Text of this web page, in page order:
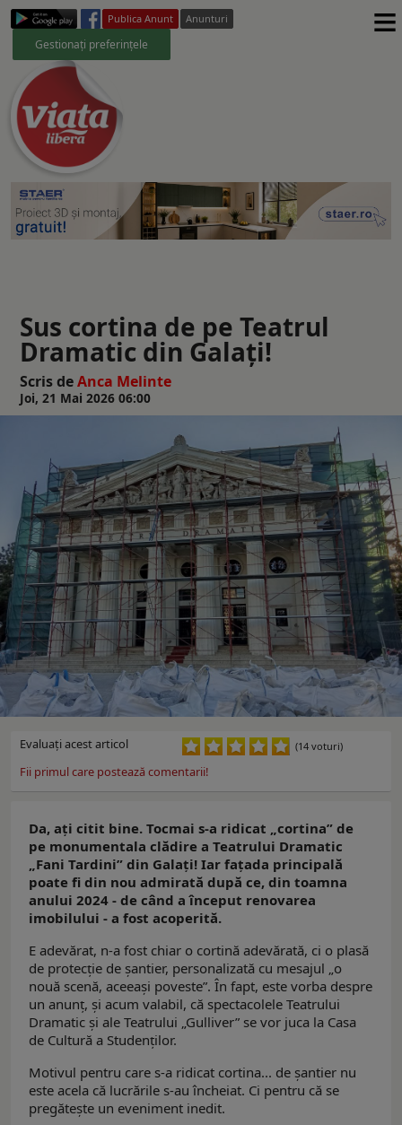
Publica Anunt Anunturi
Gestionați preferințele ≡
Sus cortina de pe Teatrul
Dramatic din Galaţi!
Scris deAnca Melinte
Joi, 21 Mai 2026 06:00
Evaluaţi acest articol (14 voturi)
Fii primul care postează comentarii!
Da, aţi citit bine. Tocmai s-a ridicat „cortina” de
pe monumentala clădire a Teatrului Dramatic
„Fani Tardini” din Galaţi! Iar faţada principală
poate fi din nou admirată după ce, din toamna
anului 2024 - de când a început renovarea
imobilului - a fost acoperită.
E adevărat, n-a fost chiar o cortină adevărată, ci o plasă
de protecție de șantier, personalizată cu mesajul „o
nouă scenă, aceeaşi poveste”. În fapt, este vorba despre
un anunţ, şi acum valabil, că spectacolele Teatrului
Dramatic şi ale Teatrului „Gulliver” se vor juca la Casa
de Cultură a Studenţilor.
Motivul pentru care s-a ridicat cortina... de şantier nu
este acela că lucrările s-au încheiat. Ci pentru că se
pregăteşte un eveniment inedit.